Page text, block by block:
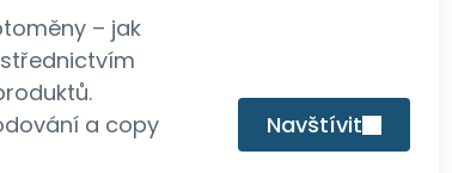
– jak
a copy
Navštívit